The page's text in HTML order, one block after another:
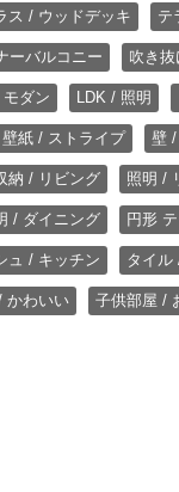
ス / ウッドデッキ テ
ーバルコニー 吹き
モダン LDK / 照明
壁紙 / ストライプ 壁
納 / リビング 照明 /
/ ダイニング 円形
ュ / キッチン タイル
かわいい 子供部屋 /